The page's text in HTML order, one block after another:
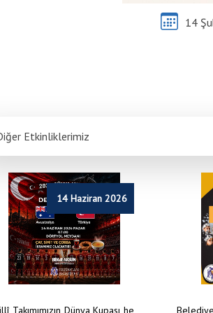
14
Etkinliklerimiz
14 Haziran 2026
Takımımızın Dünya Kupası he